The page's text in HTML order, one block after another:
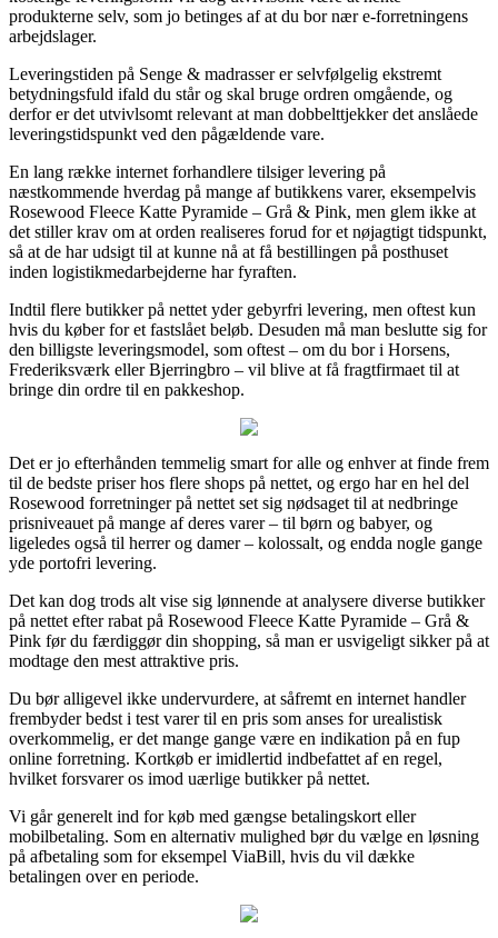
produkterne selv, som jo betinges af at du bor nær e-forretningens
arbejdslager.
Leveringstiden på Senge & madrasser er selvfølgelig ekstremt
betydningsfuld ifald du står og skal bruge ordren omgående, og
derfor er det utvivlsomt relevant at man dobbelttjekker det anslåede
leveringstidspunkt ved den pågældende vare.
En lang række internet forhandlere tilsiger levering på
næstkommende hverdag på mange af butikkens varer, eksempelvis
Rosewood Fleece Katte Pyramide – Grå & Pink, men glem ikke at
det stiller krav om at orden realiseres forud for et nøjagtigt tidspunkt,
så at de har udsigt til at kunne nå at få bestillingen på posthuset
inden logistikmedarbejderne har fyraften.
Indtil flere butikker på nettet yder gebyrfri levering, men oftest kun
hvis du køber for et fastslået beløb. Desuden må man beslutte sig for
den billigste leveringsmodel, som oftest – om du bor i Horsens,
Frederiksværk eller Bjerringbro – vil blive at få fragtfirmaet til at
bringe din ordre til en pakkeshop.
Det er jo efterhånden temmelig smart for alle og enhver at finde frem
til de bedste priser hos flere shops på nettet, og ergo har en hel del
Rosewood forretninger på nettet set sig nødsaget til at nedbringe
prisniveauet på mange af deres varer – til børn og babyer, og
ligeledes også til herrer og damer – kolossalt, og endda nogle gange
yde portofri levering.
Det kan dog trods alt vise sig lønnende at analysere diverse butikker
på nettet efter rabat på Rosewood Fleece Katte Pyramide – Grå &
Pink før du færdiggør din shopping, så man er usvigeligt sikker på at
modtage den mest attraktive pris.
Du bør alligevel ikke undervurdere, at såfremt en internet handler
frembyder bedst i test varer til en pris som anses for urealistisk
overkommelig, er det mange gange være en indikation på en fup
online forretning. Kortkøb er imidlertid indbefattet af en regel,
hvilket forsvarer os imod uærlige butikker på nettet.
Vi går generelt ind for køb med gængse betalingskort eller
mobilbetaling. Som en alternativ mulighed bør du vælge en løsning
på afbetaling som for eksempel ViaBill, hvis du vil dække
betalingen over en periode.